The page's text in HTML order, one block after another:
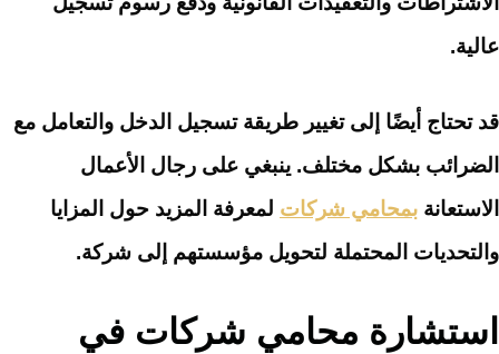
عالية.
قد تحتاج أيضًا إلى تغيير طريقة تسجيل الدخل والتعامل مع
الضرائب بشكل مختلف. ينبغي على رجال الأعمال
الاستعانة بمحامي شركات لمعرفة المزيد حول المزايا
والتحديات المحتملة لتحويل مؤسستهم إلى شركة.
استشارة محامي شركات في